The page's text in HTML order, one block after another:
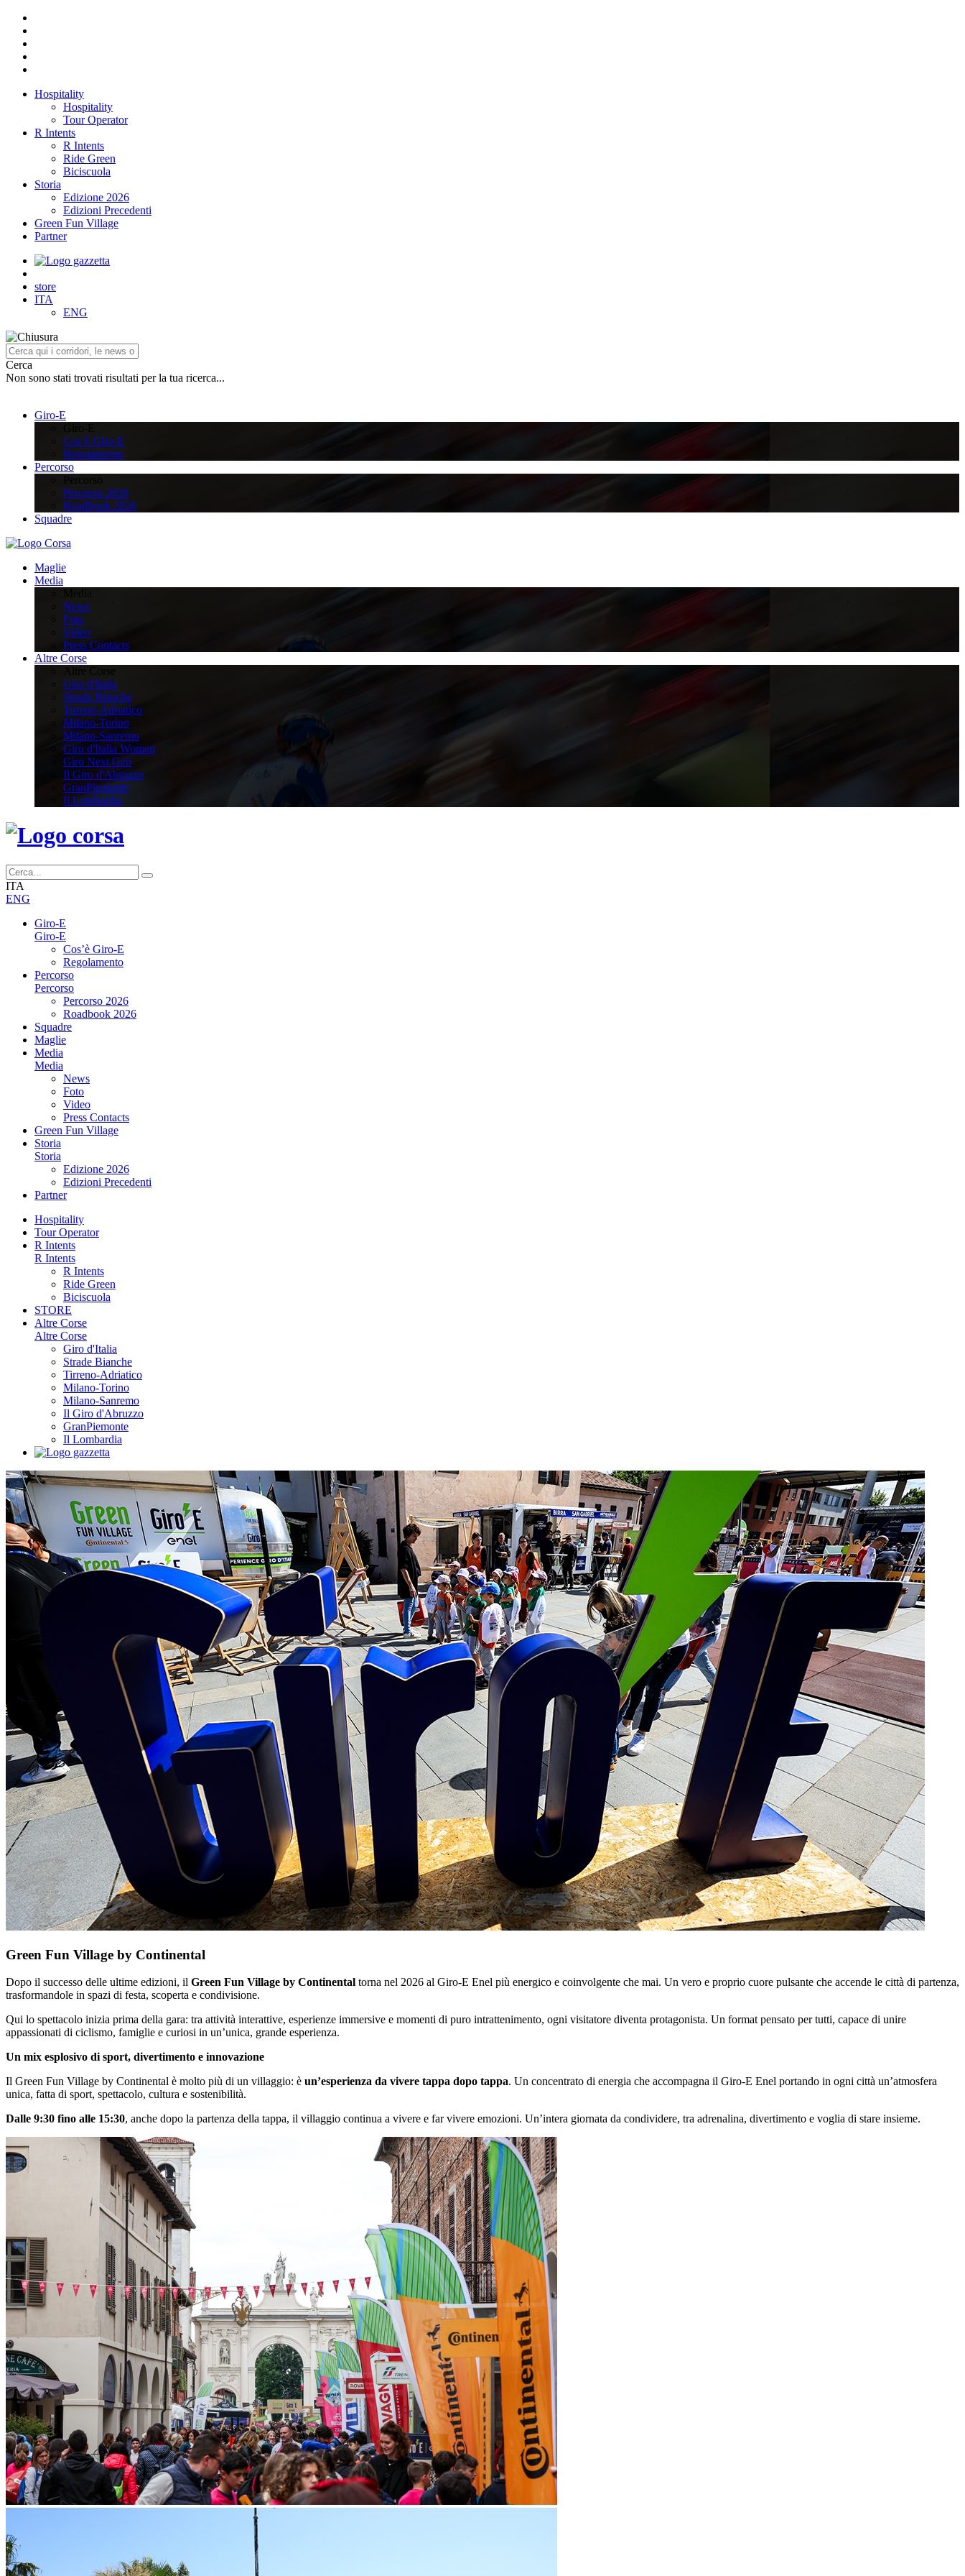
Hospitality
Hospitality
Tour Operator
R Intents
R Intents
Ride Green
Biciscuola
Storia
Edizione 2026
Edizioni Precedenti
Green Fun Village
Partner
store
ITA
ENG
Cerca
Non sono stati trovati risultati per la tua ricerca...
Giro-E
Cos’è Giro-E
Regolamento
Percorso
Percorso 2026
Roadbook 2026
Squadre
Maglie
Media
News
Foto
Video
Press Contacts
Altre Corse
Giro d'Italia
Strade Bianche
Tirreno-Adriatico
Milano-Torino
Milano-Sanremo
Giro d'Italia Women
Giro Next Gen
Il Giro d'Abruzzo
GranPiemonte
Il Lombardia
ITA
ENG
Giro-E
Giro-E
Cos’è Giro-E
Regolamento
Percorso
Percorso
Percorso 2026
Roadbook 2026
Squadre
Maglie
Media
Media
News
Foto
Video
Press Contacts
Green Fun Village
Storia
Storia
Edizione 2026
Edizioni Precedenti
Partner
Hospitality
Tour Operator
R Intents
R Intents
R Intents
Ride Green
Biciscuola
STORE
Altre Corse
Altre Corse
Giro d'Italia
Strade Bianche
Tirreno-Adriatico
Milano-Torino
Milano-Sanremo
Il Giro d'Abruzzo
GranPiemonte
Il Lombardia
Green Fun Village by Continental
Dopo il successo delle ultime edizioni, il Green Fun Village by Continental torna nel 2026 al Giro-E Enel più energico e coinvolgente che mai. Un vero e proprio cuore pulsante che accende le città di partenza,
trasformandole in spazi di festa, scoperta e condivisione.
Qui lo spettacolo inizia prima della gara: tra attività interattive, esperienze immersive e momenti di puro intrattenimento, ogni visitatore diventa protagonista. Un format pensato per tutti, capace di unire
appassionati di ciclismo, famiglie e curiosi in un’unica, grande esperienza.
Un mix esplosivo di sport, divertimento e innovazione
Il Green Fun Village by Continental è molto più di un villaggio: è un’esperienza da vivere tappa dopo tappa. Un concentrato di energia che accompagna il Giro-E Enel portando in ogni città un’atmosfera
unica, fatta di sport, spettacolo, cultura e sostenibilità.
Dalle 9:30 fino alle 15:30, anche dopo la partenza della tappa, il villaggio continua a vivere e far vivere emozioni. Un’intera giornata da condividere, tra adrenalina, divertimento e voglia di stare insieme.